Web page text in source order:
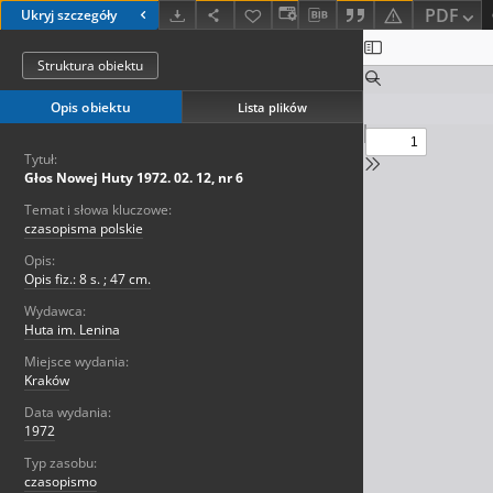
Ukryj szczegóły PDF
Struktura obiektu
Opis obiektu Lista plików
Tytuł:
Głos Nowej Huty 1972. 02. 12, nr 6
Temat i słowa kluczowe:
czasopisma polskie
Opis:
Opis fiz.: 8 s. ; 47 cm.
Wydawca:
Huta im. Lenina
Miejsce wydania:
Kraków
Data wydania:
1972
Typ zasobu:
czasopismo